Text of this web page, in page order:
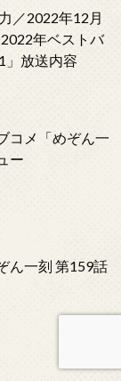
／2022年12月
年ベストバ
」放送内容
コメ「めぞん一
ー
ん一刻 第159話